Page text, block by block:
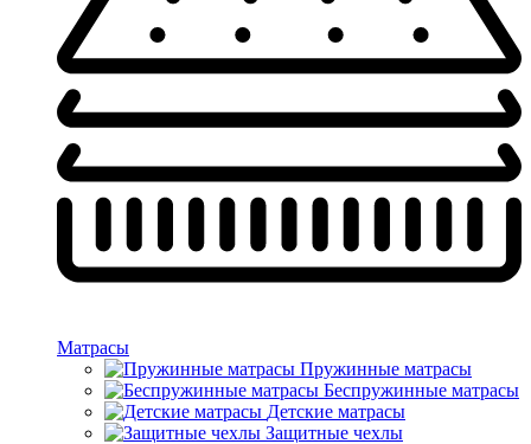
Матрасы
Пружинные матрасы
Беспружинные матрасы
Детские матрасы
Защитные чехлы